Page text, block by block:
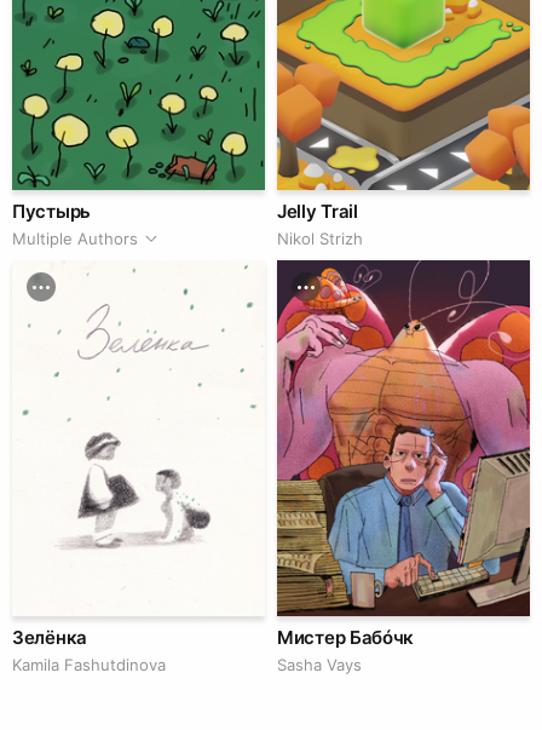
Пустырь
Multiple Authors
Jelly Trail
Nikol Strizh
Зелёнка
Kamila Fashutdinova
Мистер Бабóчк
Sasha Vays